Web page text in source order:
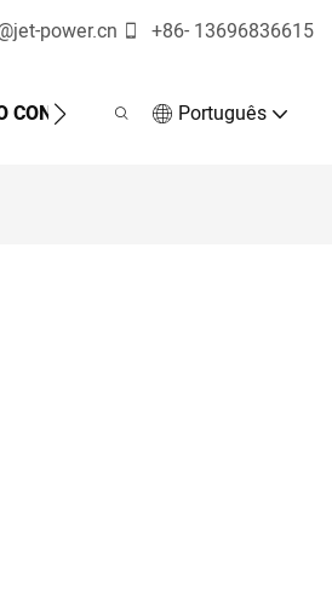
power.cn +86- 13696836615
Português